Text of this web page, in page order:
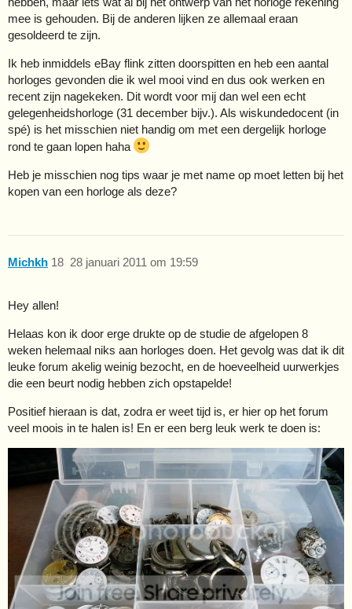
mee is gehouden. Bij de anderen lijken ze allemaal eraan
gesoldeerd te zijn.
Ik heb inmiddels eBay flink zitten doorspitten en heb een aantal
horloges gevonden die ik wel mooi vind en dus ook werken en
recent zijn nagekeken. Dit wordt voor mij dan wel een echt
gelegenheidshorloge (31 december bijv.). Als wiskundedocent (in
spé) is het misschien niet handig om met een dergelijk horloge
rond te gaan lopen haha
Heb je misschien nog tips waar je met name op moet letten bij het
kopen van een horloge als deze?
Michkh 28 januari 2011 om 19:59
18
Hey allen!
Helaas kon ik door erge drukte op de studie de afgelopen 8
weken helemaal niks aan horloges doen. Het gevolg was dat ik dit
leuke forum akelig weinig bezocht, en de hoeveelheid uurwerkjes
die een beurt nodig hebben zich opstapelde!
Positief hieraan is dat, zodra er weet tijd is, er hier op het forum
veel moois in te halen is! En er een berg leuk werk te doen is: